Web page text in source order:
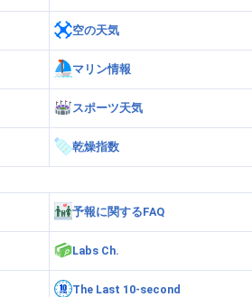
空の天気
マリン情報
スポーツ天気
乾燥指数
予報に関するFAQ
Labs Ch.
The Last 10-second